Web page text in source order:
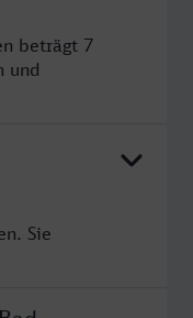
beträgt 7
und
Sie